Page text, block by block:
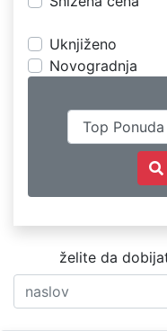
Uknjiženo
Novogradnja